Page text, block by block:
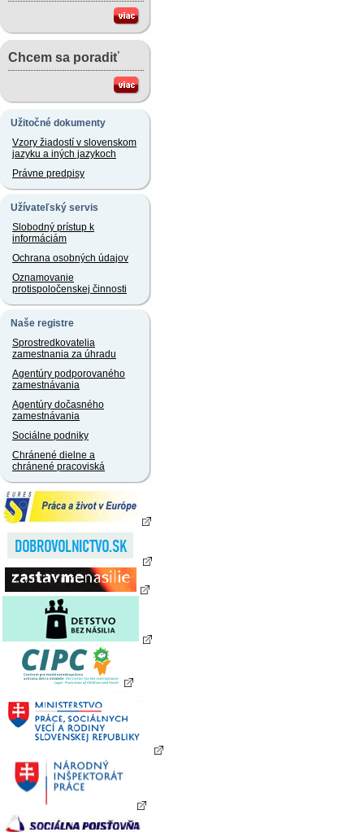
Chcem sa poradiť
Užitočné dokumenty
Vzory žiadostí v slovenskom
jazyku a iných jazykoch
Právne predpisy
Užívateľský servis
Slobodný prístup k
informáciám
Ochrana osobných údajov
Oznamovanie
protispoločenskej činnosti
Naše registre
Sprostredkovatelia
zamestnania za úhradu
Agentúry podporovaného
zamestnávania
Agentúry dočasného
zamestnávania
Sociálne podniky
Chránené dielne a
chránené pracoviská